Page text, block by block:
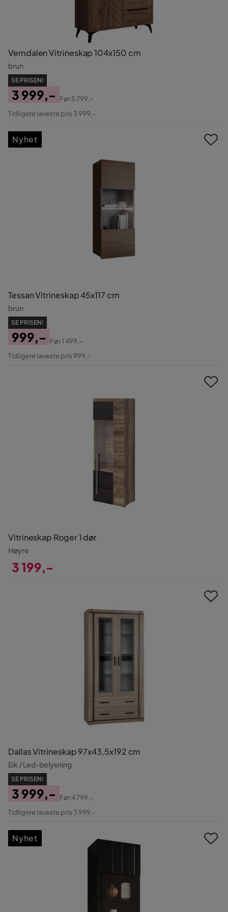
Vemdalen Vitrineskap 104x150 cm
brun
SE PRISEN!
Pris
3 999,-
Original
Før5 799,-
Tidligere laveste pris 3 999,-
Tessan Vitrineskap 45x117 cm
brun
SE PRISEN!
Pris
999,-
Original
Før1 499,-
Tidligere laveste pris 999,-
Nyhet
Vitrineskap Roger 1 dør
Høyre
3 199,-
Dallas Vitrineskap 97x43,5x192 cm
Eik / Led-belysning
SE PRISEN!
Pris
3 999,-
Original
Før4 799,-
Tidligere laveste pris 3 999,-
Nyhet